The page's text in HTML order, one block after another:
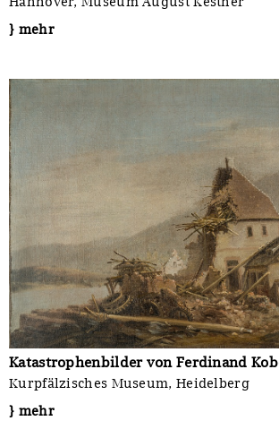
} mehr
Katastrophenbilder von Ferdinand
Kurpfälzisches Museum, Heidelberg
} mehr